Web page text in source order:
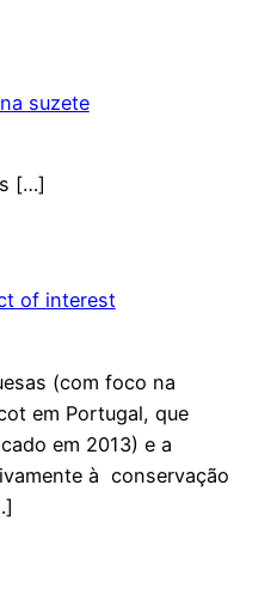
suzete
[…]
of interest
(com foco na
em Portugal, que
em 2013) e a
à conservação